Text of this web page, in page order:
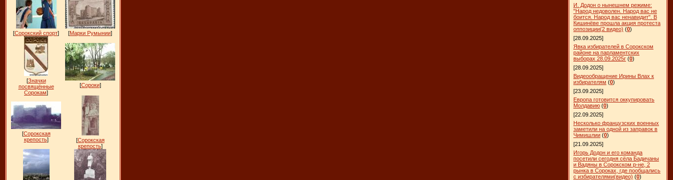
[Сорокский спорт] [Марки Румынии]
[Значки
посвящённые
Сорокам]
[Сороки]
[Сорокская
крепость] [Сорокская
крепость]
И. Додон о нынешнем режиме:
"Народ недоволен. Народ вас не
боится. Народ вас ненавидит". В
Кишинёве прошла акция протеста
оппозиции(2 видео) (0)
[28.09.2025]
Явка избирателей в Сорокском
районе на парламентских
выборах 28.09.2025г (0)
[28.09.2025]
Видеообращение Ирины Влах к
избирателям (0)
[23.09.2025]
Европа готовится оккупировать
Молдавию (0)
[22.09.2025]
Несколько французских военных
заметили на одной из заправок в
Чимишлии (0)
[21.09.2025]
Игорь Додон и его команда
посетили сегодня сёла Бадичаны
и Вадяны в Сорокском р-не, 2
рынка в Сороках, где пообщались
с избирателями(видео) (0)